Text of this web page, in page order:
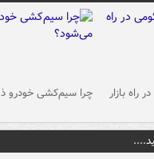
بازار چرا سیم‌کشی خودرو